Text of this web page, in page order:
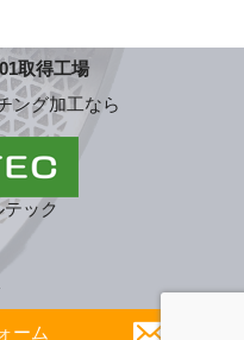
取得工場
ング加工なら
ック
ーム